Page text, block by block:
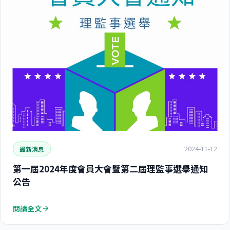
最新消息 2024-11-12
第一屆2024年度會員大會暨第二屆理監事選舉通知
公告
閱讀全文arrow_forward